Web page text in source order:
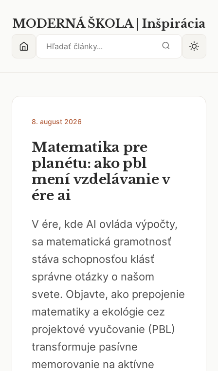
MODERNÁ ŠKOLA | Inšpirácia
8. august 2026
Matematika pre
planétu: ako pbl
mení vzdelávanie v
ére ai
V ére, kde AI ovláda výpočty,
sa matematická gramotnosť
stáva schopnosťou klásť
správne otázky o našom
svete. Objavte, ako prepojenie
matematiky a ekológie cez
projektové vyučovanie (PBL)
transformuje pasívne
memorovanie na aktívne